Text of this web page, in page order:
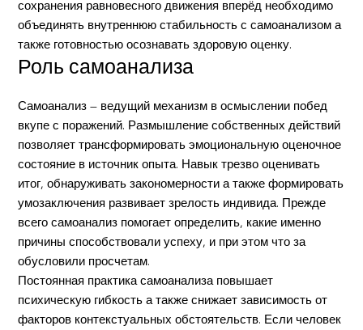
сохранения равновесного движения вперёд необходимо
объединять внутреннюю стабильность с самоанализом а
также готовностью осознавать здоровую оценку.
Роль самоанализа
Самоанализ — ведущий механизм в осмыслении побед
вкупе с поражений. Размышление собственных действий
позволяет трансформировать эмоциональную оценочное
состояние в источник опыта. Навык трезво оценивать
итог, обнаруживать закономерности а также формировать
умозаключения развивает зрелость индивида. Прежде
всего самоанализ помогает определить, какие именно
причины способствовали успеху, и при этом что за
обусловили просчетам.
Постоянная практика самоанализа повышает
психическую гибкость а также снижает зависимость от
факторов контекстуальных обстоятельств. Если человек